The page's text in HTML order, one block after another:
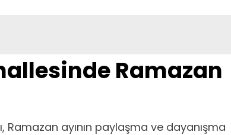
Ramazan
Ramazan ayının paylaşma ve dayanışma